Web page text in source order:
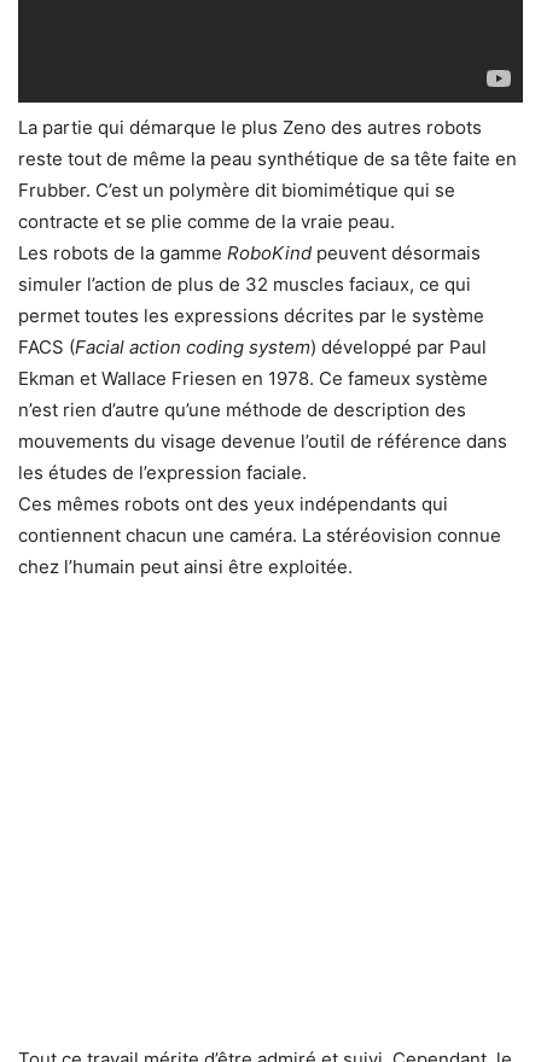
La partie qui démarque le plus Zeno des autres robots
reste tout de même la peau synthétique de sa tête faite en
Frubber. C’est un polymère dit biomimétique qui se
contracte et se plie comme de la vraie peau.
Les robots de la gamme RoboKind peuvent désormais
simuler l’action de plus de 32 muscles faciaux, ce qui
permet toutes les expressions décrites par le système
FACS (Facial action coding system) développé par Paul
Ekman et Wallace Friesen en 1978. Ce fameux système
n’est rien d’autre qu’une méthode de description des
mouvements du visage devenue l’outil de référence dans
les études de l’expression faciale.
Ces mêmes robots ont des yeux indépendants qui
contiennent chacun une caméra. La stéréovision connue
chez l’humain peut ainsi être exploitée.